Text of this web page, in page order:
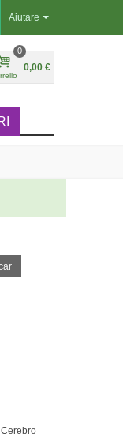
Aiutare
0
0,00 €